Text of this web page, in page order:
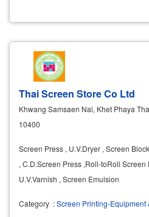
Thai Screen Store Co Ltd
Khwang Samsaen Nai, Khet Phaya
10400
Screen Press , U.V.Dryer , Screen
, C.D.Screen Press ,Roll-toRoll Screen
U.V.Varnish , Screen Emulsion
Category :Screen Printing-Equipment